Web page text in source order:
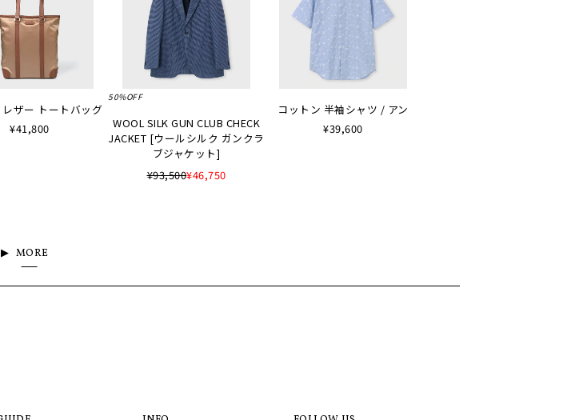
ザー トートバッグ
¥41,800
50%OFF
WOOL SILK GUN CLUB CHECK
JACKET [ウールシルク ガンクラ
ブジャケット]
¥93,500¥46,750
コットン 半袖シャツ / アン
¥39,600
MORE